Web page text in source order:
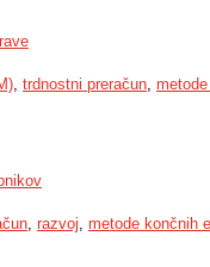
, trdnostni preračun,
, razvoj, metode končnih